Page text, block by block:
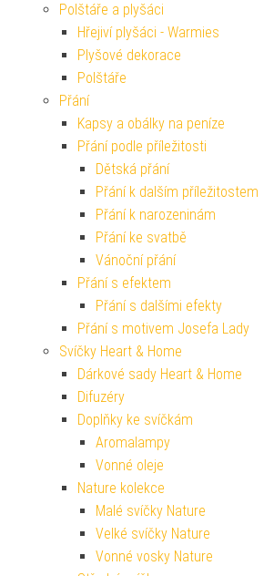
Polštáře a plyšáci
Hřejiví plyšáci - Warmies
Plyšové dekorace
Polštáře
Přání
Kapsy a obálky na peníze
Přání podle příležitosti
Dětská přání
Přání k dalším příležitostem
Přání k narozeninám
Přání ke svatbě
Vánoční přání
Přání s efektem
Přání s dalšími efekty
Přání s motivem Josefa Lady
Svíčky Heart & Home
Dárkové sady Heart & Home
Difuzéry
Doplňky ke svíčkám
Aromalampy
Vonné oleje
Nature kolekce
Malé svíčky Nature
Velké svíčky Nature
Vonné vosky Nature